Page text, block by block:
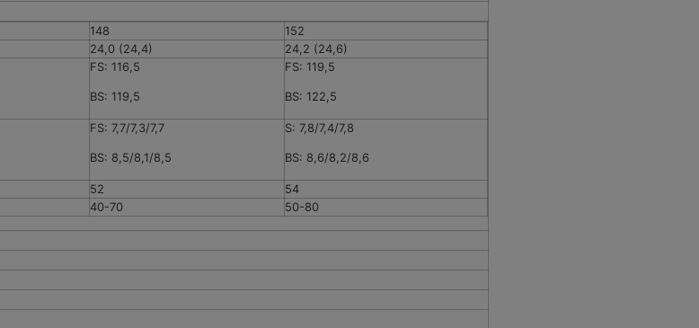
148
152
24,0 (24,4)
24,2 (24,6)
FS: 116,5
BS: 119,5
FS: 119,5
BS: 122,5
FS: 7,7/7,3/7,7
BS: 8,5/8,1/8,5
S: 7,8/7,4/7,8
BS: 8,6/8,2/8,6
52
54
40-70 50-80